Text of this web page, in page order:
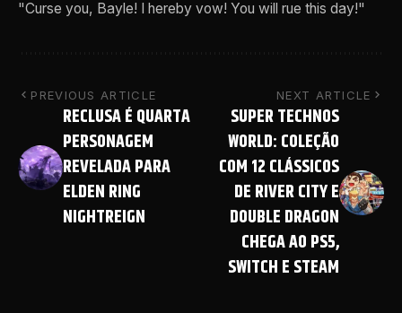
"Curse you, Bayle! I hereby vow! You will rue this day!"
PREVIOUS ARTICLE
RECLUSA É QUARTA
PERSONAGEM
REVELADA PARA
ELDEN RING
NIGHTREIGN
NEXT ARTICLE
SUPER TECHNOS
WORLD: COLEÇÃO
COM 12 CLÁSSICOS
DE RIVER CITY E
DOUBLE DRAGON
CHEGA AO PS5,
SWITCH E STEAM